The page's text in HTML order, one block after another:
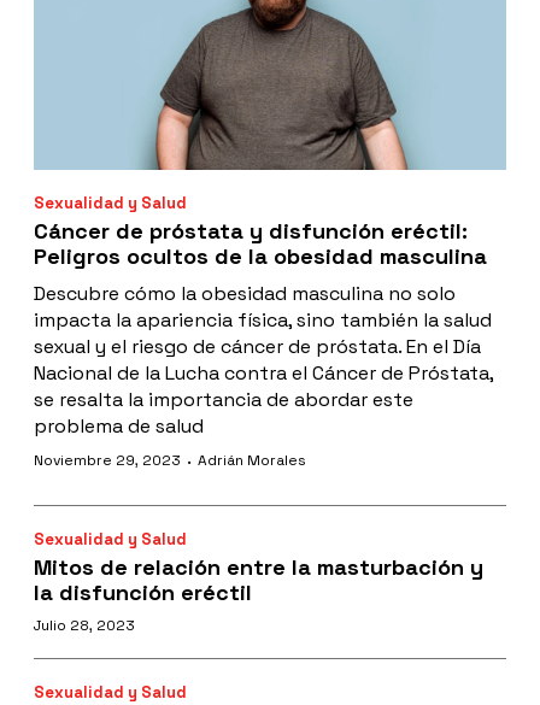
Sexualidad y Salud
Cáncer de próstata y disfunción eréctil:
Peligros ocultos de la obesidad masculina
Descubre cómo la obesidad masculina no solo
impacta la apariencia física, sino también la salud
sexual y el riesgo de cáncer de próstata. En el Día
Nacional de la Lucha contra el Cáncer de Próstata,
se resalta la importancia de abordar este
problema de salud
Noviembre 29, 2023 · Adrián Morales
Sexualidad y Salud
Mitos de relación entre la masturbación y
la disfunción eréctil
Julio 28, 2023
Sexualidad y Salud